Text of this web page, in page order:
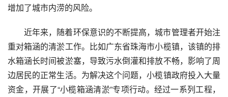
增加了城市内涝的风险。
近年来，随着环保意识的不断提高，城市管理者开始注
重对箱涵的清淤工作。比如广东省珠海市小榄镇，该镇的排
水箱涵长时间被淤塞，导致污水倒灌和排放不畅，影响了周
边居民的正常生活。为解决这个问题，小榄镇政府投入大量
资金，开展了“小榄箱涵清淤”专项行动。经过一系列工程，